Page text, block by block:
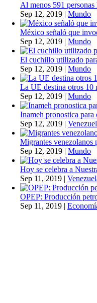
Al menos 591
Sep 12, 2019 | Mundo
México señaló que
Sep 12, 2019 | Mundo
El cuchillo utilizado
Sep 12, 2019 | Mundo
La UE destina otros 10
Sep 12, 2019 | Mundo
Inameh pronostica para
Sep 12, 2019 |
Migrantes venezolanos
Sep 12, 2019 | Mundo
Hoy se celebra a
Sep 11, 2019 |
OPEP: Producción
Sep 11, 2019 |